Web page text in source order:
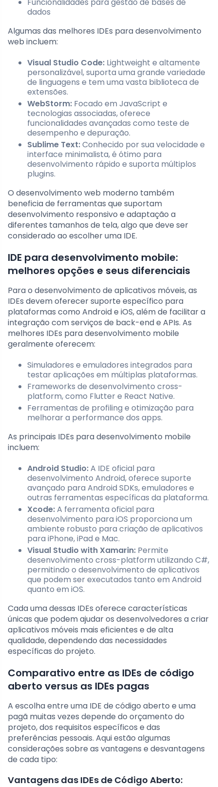
Funcionalidades para gestão de bases de
dados
Algumas das melhores IDEs para desenvolvimento
web incluem:
Visual Studio Code: Lightweight e altamente
personalizável, suporta uma grande variedade
de linguagens e tem uma vasta biblioteca de
extensões.
WebStorm: Focado em JavaScript e
tecnologias associadas, oferece
funcionalidades avançadas como teste de
desempenho e depuração.
Sublime Text:Conhecido por sua velocidade e
interface minimalista, é ótimo para
desenvolvimento rápido e suporta múltiplos
plugins.
O desenvolvimento web moderno também
beneficia de ferramentas que suportam
desenvolvimento responsivo e adaptação a
diferentes tamanhos de tela, algo que deve ser
considerado ao escolher uma IDE.
IDE para desenvolvimento mobile:
melhores opções e seus diferenciais
Para o desenvolvimento de aplicativos móveis, as
IDEs devem oferecer suporte específico para
plataformas como Android e iOS, além de facilitar a
integração com serviços de back-end e APIs. As
melhores IDEs para desenvolvimento mobile
geralmente oferecem:
Simuladores e emuladores integrados para
testar aplicações em múltiplas plataformas.
Frameworks de desenvolvimento cross-
platform, como Flutter e React Native.
Ferramentas de profiling e otimização para
melhorar a performance dos apps.
As principais IDEs para desenvolvimento mobile
incluem:
Android Studio:A IDE oficial para
desenvolvimento Android, oferece suporte
avançado para Android SDKs, emuladores e
outras ferramentas específicas da plataforma.
Xcode:A ferramenta oficial para
desenvolvimento para iOS proporciona um
ambiente robusto para criação de aplicativos
para iPhone, iPad e Mac.
Visual Studio with Xamarin: Permite
desenvolvimento cross-platform utilizando C#,
permitindo o desenvolvimento de aplicativos
que podem ser executados tanto em Android
quanto em iOS.
Cada uma dessas IDEs oferece características
únicas que podem ajudar os desenvolvedores a criar
aplicativos móveis mais eficientes e de alta
qualidade, dependendo das necessidades
específicas do projeto.
Comparativo entre as IDEs de código
aberto versus as IDEs pagas
A escolha entre uma IDE de código aberto e uma
pagã muitas vezes depende do orçamento do
projeto, dos requisitos específicos e das
preferências pessoais. Aqui estão algumas
considerações sobre as vantagens e desvantagens
de cada tipo:
Vantagens das IDEs de Código Aberto: